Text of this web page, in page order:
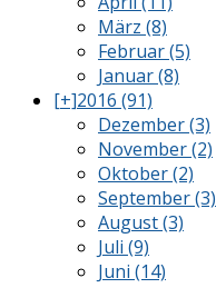
März (8)
Februar (5)
Januar (8)
[+]2016 (91)
Dezember (3)
November (2)
Oktober (2)
September (3)
August (3)
Juli (9)
Juni (14)